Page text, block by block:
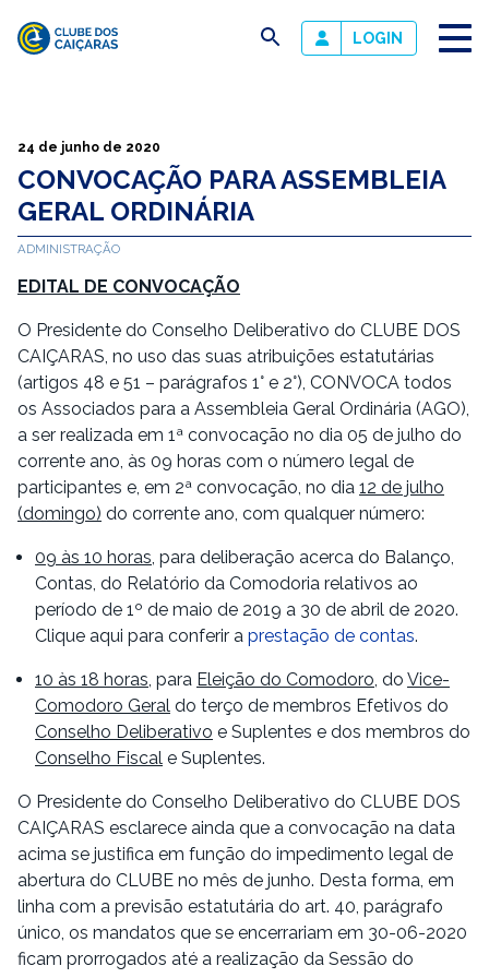
Caiçaras
busca LOGIN
24 de junho de 2020
CONVOCAÇÃO PARA ASSEMBLEIA
GERAL ORDINÁRIA
ADMINISTRAÇÃO
EDITAL DE CONVOCAÇÃO
O Presidente do Conselho Deliberativo do CLUBE DOS
CAIÇARAS, no uso das suas atribuições estatutárias
(artigos 48 e 51 – parágrafos 1° e 2°), CONVOCA todos
os Associados para a Assembleia Geral Ordinária (AGO),
a ser realizada em 1ª convocação no dia 05 de julho do
corrente ano, às 09 horas com o número legal de
participantes e, em 2ª convocação, no dia 12 de julho
(domingo) do corrente ano, com qualquer número:
09 às 10 horas, para deliberação acerca do Balanço,
Contas, do Relatório da Comodoria relativos ao
período de 1º de maio de 2019 a 30 de abril de 2020.
Clique aqui para conferir a prestação de contas.
10 às 18 horas, para Eleição do Comodoro, do Vice-
Comodoro Geral do terço de membros Efetivos do
Conselho Deliberativo e Suplentes e dos membros do
Conselho Fiscal e Suplentes.
O Presidente do Conselho Deliberativo do CLUBE DOS
CAIÇARAS esclarece ainda que a convocação na data
acima se justifica em função do impedimento legal de
abertura do CLUBE no mês de junho. Desta forma, em
linha com a previsão estatutária do art. 40, parágrafo
único, os mandatos que se encerrariam em 30-06-2020
ficam prorrogados até a realização da Sessão do